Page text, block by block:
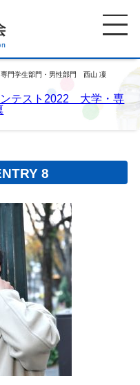
門学生部門・男性部門 西山 凜
8
科医師会について
日当番医
腔保健センター
本歯科衛生士専門学院
ライバシーポリシー